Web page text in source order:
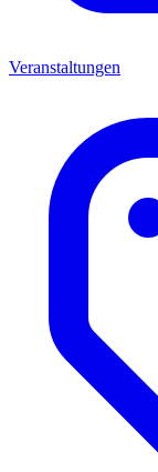
Veranstaltungen